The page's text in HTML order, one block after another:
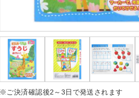
※ご決済確認後2～3日で発送されます